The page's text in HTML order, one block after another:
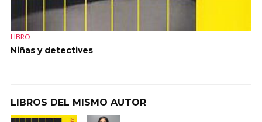
LIBRO
Niñas y detectives
LIBROS DEL MISMO AUTOR